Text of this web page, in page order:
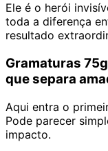
Ele é o herói
toda a diferença
resultado
Gramaturas
que separa
Aqui entra o
Pode parecer
impacto.